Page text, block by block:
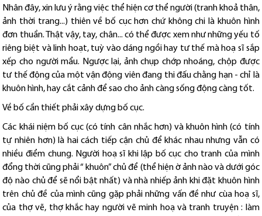
Nhân đây, xin lưu ý rằng việc thể hiện cơ thể người (tranh khoả thân,
ảnh thời trang...) thiên về bố cục hơn chứ không chi là khuôn hình
đơn thuần. Thật vậy, tay, chân... có thể được xem như những yếu tố
riêng biệt và linh hoạt, tuỳ vào dáng ngồi hay tư thế mà hoạ sĩ sắp
xếp cho người mẩu. Ngược lại, ảnh chụp chớp nhoáng, chộp được
tư thế động của một vận động viên đang thi đấu chằng hạn - chỉ là
khuôn hình, hay cắt cảnh để sao cho ảnh càng sống động càng tốt.
Về bố cần thiết phải xây dựng bố cục.
Các khái niệm bố cục (có tính cân nhắc hơn) và khuôn hình (có tính
tự nhiên hơn) là hai cách tiếp cận chủ để khác nhau nhưng vẫn có
nhiều điểm chung. Người hoạ sĩ khi lập bố cục cho tranh của mình
đổng thời cũng phải “ khuôn” chủ để (thể hiện ờ ảnh nào và dưới góc
độ nào chủ để sẽ nổi bật nhất) và nhà nhiếp ảnh khi đặt khuôn hình
trên chủ đề của mình cũng gặp phải những vấn đề như cùa hoạ sĩ,
của thợ vẽ, thợ khắc hay người vẽ minh hoạ và tranh truyện : làm